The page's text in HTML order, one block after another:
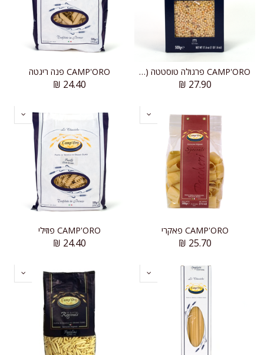
CAMP'ORO פרגולה טוסטטה (קלויה)
27.90
₪
CAMP'ORO פנה ריגטה
24.40
₪
CAMP'ORO פאקרי
25.70
₪
CAMP'ORO פוזילי
24.40
₪